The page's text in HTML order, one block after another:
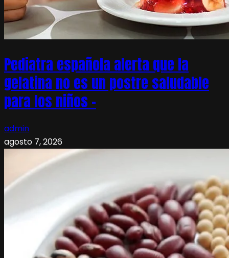
Pediatra española alerta que la
gelatina no es un postre saludable
para los niños –
admin
agosto 7, 2026